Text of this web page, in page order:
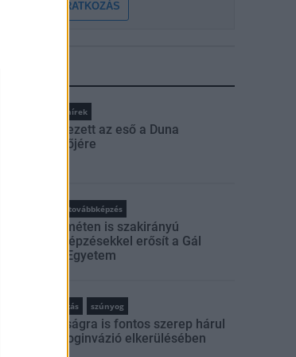
FELIRATKOZÁS
Országos hírek
Megérkezett az eső a Duna
vízgyűjtőjére
továbbképzés
Kecskeméten is szakirányú
továbbképzésekkel erősít a Gál
Ferenc Egyetem
szúnyogirtás szúnyog
A lakosságra is fontos szerep hárul
a szúnyoginvázió elkerülésében